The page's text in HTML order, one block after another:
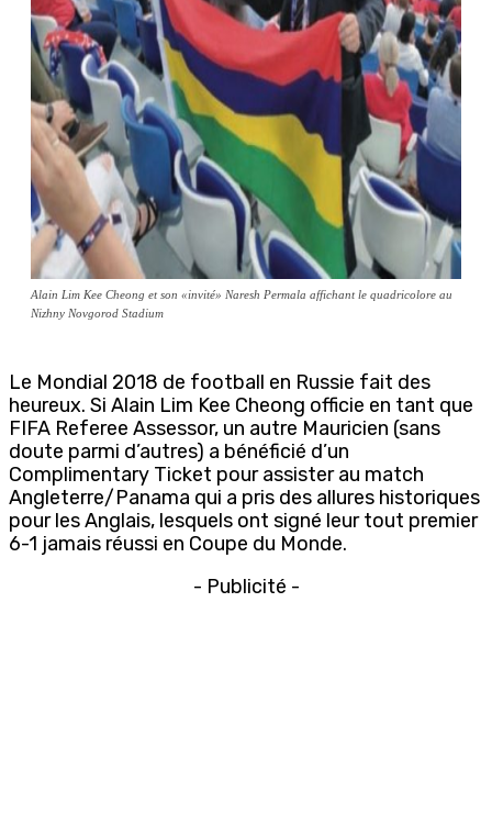
Alain Lim Kee Cheong et son «invité» Naresh Permala affichant le quadricolore au
Nizhny Novgorod Stadium
Le Mondial 2018 de football en Russie fait des
heureux. Si Alain Lim Kee Cheong officie en tant que
FIFA Referee Assessor, un autre Mauricien (sans
doute parmi d’autres) a bénéficié d’un
Complimentary Ticket pour assister au match
Angleterre/Panama qui a pris des allures historiques
pour les Anglais, lesquels ont signé leur tout premier
6-1 jamais réussi en Coupe du Monde.
- Publicité -